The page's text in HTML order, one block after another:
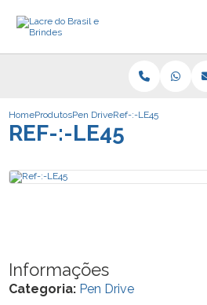
HomeProdutosPen DriveRef-:-LE45
REF-:-LE45
Informações
Categoria: Pen Drive